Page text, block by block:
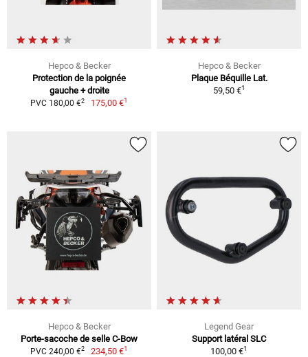
Hepco & Becker
Protection de la poignée
gauche + droite
PVC 180,00 €2 175,00 €1
Hepco & Becker
Plaque Béquille Lat.
59,50 €1
Hepco & Becker
Porte-sacoche de selle C-Bow
PVC 240,00 €2 234,50 €1
Legend Gear
Support latéral SLC
100,00 €1